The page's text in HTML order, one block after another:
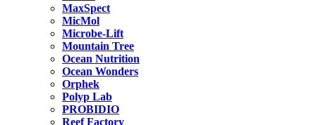
MaxSpect
MicMol
Microbe-Lift
Mountain Tree
Ocean Nutrition
Ocean Wonders
Orphek
Polyp Lab
PROBIDIO
Reef Factory